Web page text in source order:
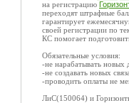
на регистрацию
переходят штрафные
гарантирует
своей регистрации по
КС помогает
Обязательные условия:
-не нарабатывать
-не создавать новых
-проводить оплаты не
ЛиС(150064) и